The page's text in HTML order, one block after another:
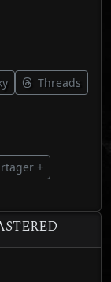
Threads
+